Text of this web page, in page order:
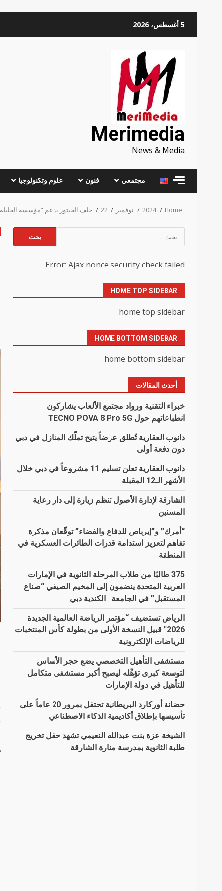
5 أغسطس، 2026
Merimedia
News & Media
مجتمعي فنون علوم وتكنولوجيا
Home
2024 نوفمبر 22 خلف الحبتور يدعم “مؤسسة الجليلة ” بأكثر
عن:
Error: Ajax nonce security check failed.
HOME TOP SIDEBAR
home top sidebar
HOME BOTTOM SIDEBAR
home bottom sidebar
أحدث المقالات
خبراء التقنية ورواد مجتمع الألعاب يشاركون
انطباعاتهم حول TECNO POVA 8 Pro 5G
دانوب العقارية تُطلق عرضاً يتيح تملّك المنازل في دبي
دون دفعة أولى
دانوب العقارية تعلن تسليم 11 مشروعاً في دبي خلال
الأشهر الـ12 المقبلة
الشارقة لإدارة الأصول تنظم زيارة إلى دار رعاية
المسنين
“أمرك” و”إيرباص للدفاع والفضاء” توقّعان مذكرة
تفاهم لتعزيز استدامة قدرات الطائرات العسكرية في
المنطقة
375 طالبًا من طلاب المرحلة الثانوية في الإمارات
العربية المتحدة ينضمون إلى المخيم الصيفي “صناع
المستقبل” في الجامعة الكندية دبي
الرياض تستضيف “مؤتمر الرياضة العالمية الجديدة
2026” قبيل النسخة الأولى من بطولة كأس المنتخبات
للرياضات الإلكترونية
مستشفى التأهيل التخصصي يضع حجر الأساس
لتوسعة كبرى تؤهِّله ليصبح أكبر مستشفى متكامل
للتأهيل في دولة الإمارات
حضانة أوركارد البريطانية تحتفل بمرور 20 عاماً على
تأسيسها بإطلاق أكاديمية الذكاء الاصطناعي
الشيخة عزة بنت عبدالله النعيمي تشهد حفل تخريج
طلبة الثانوية بمدرسة منارة الشارقة